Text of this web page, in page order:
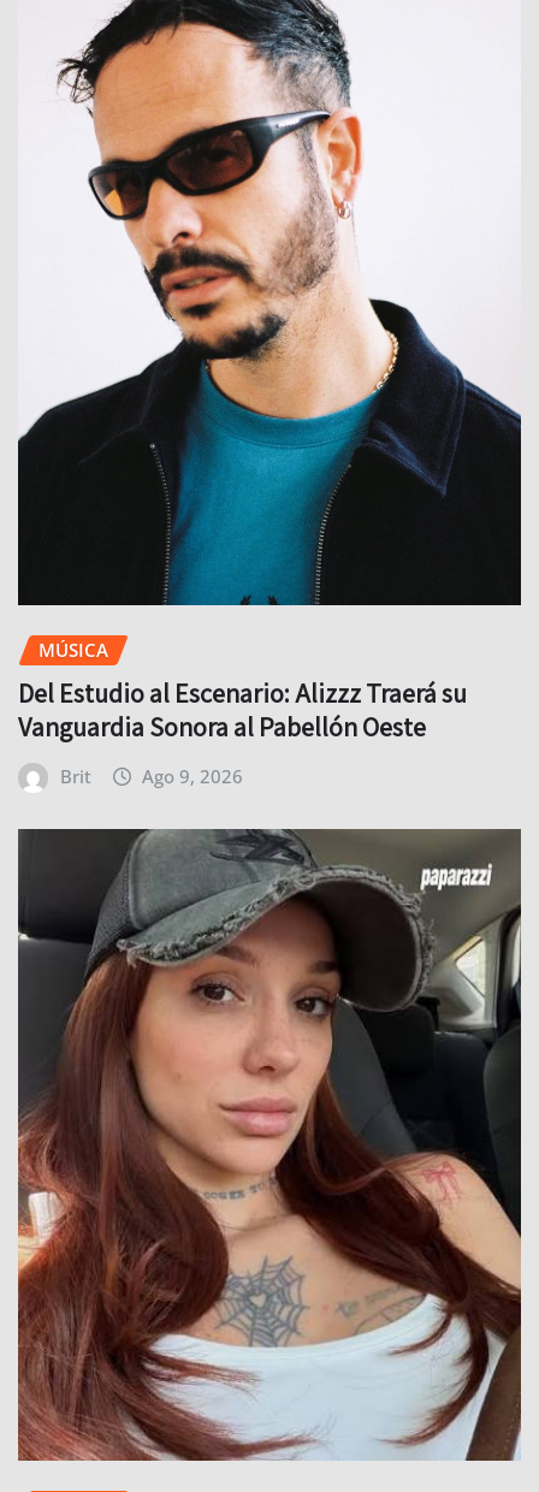
MÚSICA
Del Estudio al Escenario: Alizzz Traerá su
Vanguardia Sonora al Pabellón Oeste
Brit Ago 9, 2026